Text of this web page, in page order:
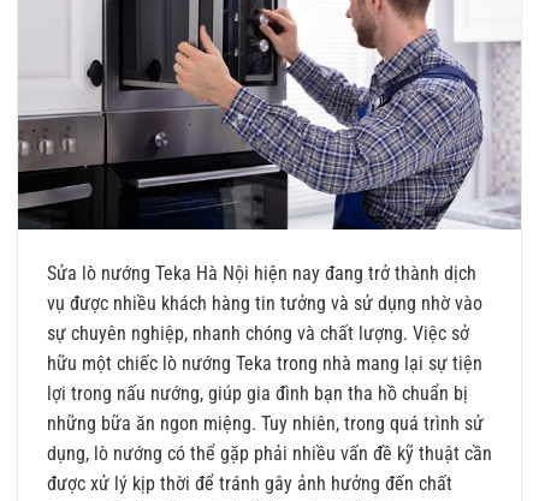
Sửa lò nướng Teka Hà Nội hiện nay đang trở thành dịch
vụ được nhiều khách hàng tin tưởng và sử dụng nhờ vào
sự chuyên nghiệp, nhanh chóng và chất lượng. Việc sở
hữu một chiếc lò nướng Teka trong nhà mang lại sự tiện
lợi trong nấu nướng, giúp gia đình bạn tha hồ chuẩn bị
những bữa ăn ngon miệng. Tuy nhiên, trong quá trình sử
dụng, lò nướng có thể gặp phải nhiều vấn đề kỹ thuật cần
được xử lý kịp thời để tránh gây ảnh hưởng đến chất